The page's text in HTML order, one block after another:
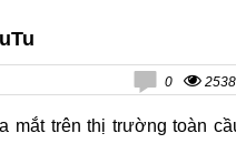
0 2538
mắt trên thị trường toàn